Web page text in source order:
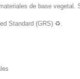
de base
Standard (GRS) ♻️.